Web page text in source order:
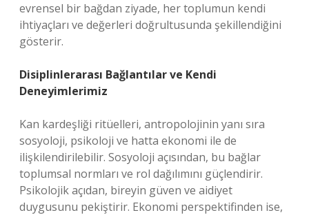
evrensel bir bağdan ziyade, her toplumun kendi
ihtiyaçları ve değerleri doğrultusunda şekillendiğini
gösterir.
Disiplinlerarası Bağlantılar ve Kendi
Deneyimlerimiz
Kan kardeşliği ritüelleri, antropolojinin yanı sıra
sosyoloji, psikoloji ve hatta ekonomi ile de
ilişkilendirilebilir. Sosyoloji açısından, bu bağlar
toplumsal normları ve rol dağılımını güçlendirir.
Psikolojik açıdan, bireyin güven ve aidiyet
duygusunu pekiştirir. Ekonomi perspektifinden ise,